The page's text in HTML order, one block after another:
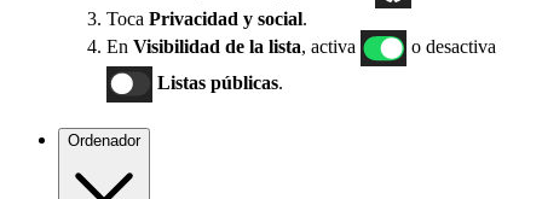
Toca Privacidad y social.
En Visibilidad de la lista, activa
o desactiva
Listas públicas.
Ordenador